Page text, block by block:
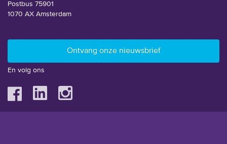
Postbus 75901
1070 AX Amsterdam
En volg ons